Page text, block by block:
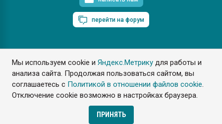
Мы используем cookie иЯндекс.Метрику для работы и
анализа сайта. Продолжая пользоваться сайтом, вы
соглашаетесь с Политикой в отношении файлов cookie.
Отключение cookie возможно в настройках браузера.
ПРИНЯТЬ
перейти на форум
ПластЭксперт © 2006. Все права защищены
Разрешается копирование материалов сайта с обязательной
ссылкой на www.e-plastic.ru
Разработка сайта